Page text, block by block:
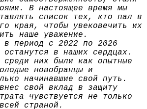
В настоящее время мы
список тех, кто пал в
края, чтобы увековечить их
наше уважение.
в период с 2022 по 2026
в наших сердцах.
них были как опытные
новобранцы и
начинавшие свой путь.
свой вклад в защиту
чувствуется не только
страной.